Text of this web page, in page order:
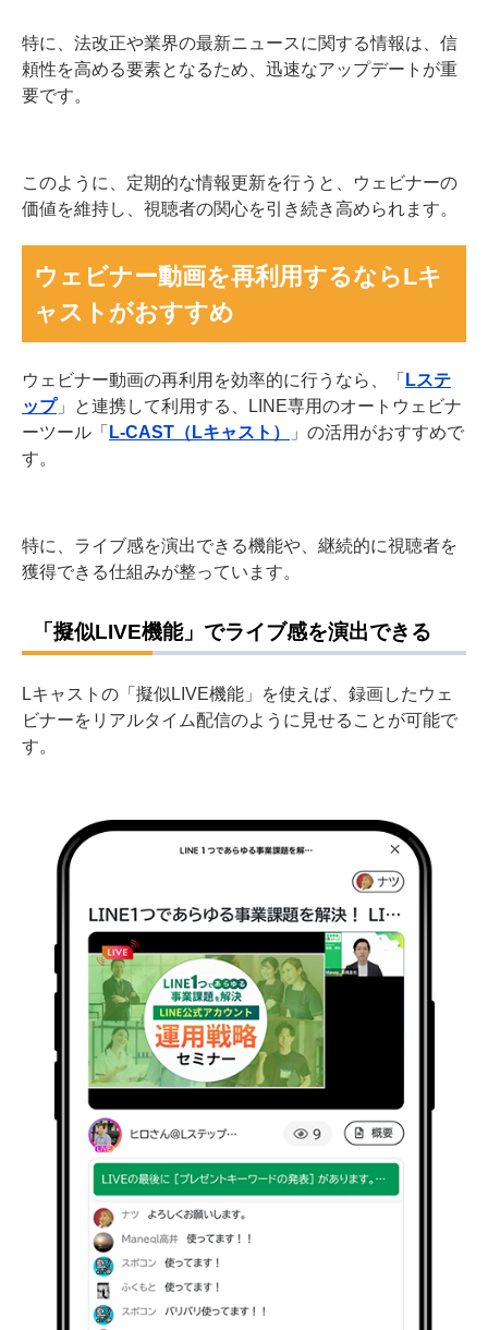
特に、法改正や業界の最新ニュースに関する情報は、信
頼性を高める要素となるため、迅速なアップデートが重
要です。
このように、定期的な情報更新を行うと、ウェビナーの
価値を維持し、視聴者の関心を引き続き高められます。
ウェビナー動画を再利用するならLキ
ャストがおすすめ
ウェビナー動画の再利用を効率的に行うなら、「
Lステ
ップ」と連携して利用する、LINE専用のオートウェビナ
ーツール「
L-CAST（Lキャスト）
」の活用がおすすめで
す。
特に、ライブ感を演出できる機能や、継続的に視聴者を
獲得できる仕組みが整っています。
「擬似LIVE機能」でライブ感を演出できる
Lキャストの「擬似LIVE機能」を使えば、録画したウェ
ビナーをリアルタイム配信のように見せることが可能で
す。